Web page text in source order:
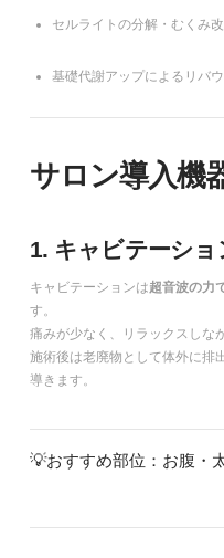
セルライトの分解・むくみ
基礎代謝アップによるリバ
サロン導入機
1. キャビテーショ
キャビテーションは超音波の力
す。
痛みが少なく、リラックスしな
施術後は老廃物として体外に排
導きます。
💡おすすめ部位：お腹・